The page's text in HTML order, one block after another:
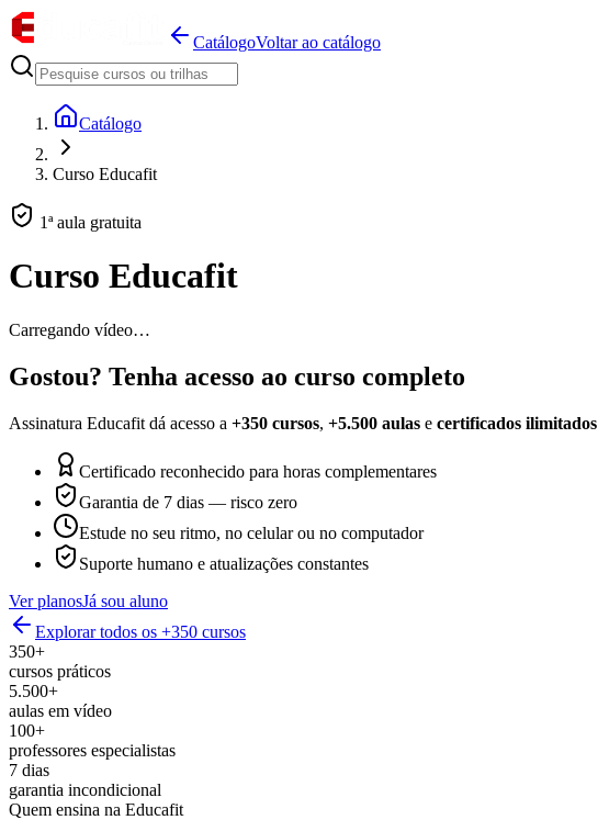
CatálogoVoltar ao catálogo
Catálogo
Curso Educafit
1ª aula gratuita
Curso Educafit
Carregando vídeo…
Gostou? Tenha acesso ao curso completo
Assinatura Educafit dá acesso a +350 cursos, +5.500 aulas e certificados ilimitados
Certificado reconhecido para horas complementares
Garantia de 7 dias — risco zero
Estude no seu ritmo, no celular ou no computador
Suporte humano e atualizações constantes
Ver planosJá sou aluno
Explorar todos os +350 cursos
350+
cursos práticos
5.500+
aulas em vídeo
100+
professores especialistas
7 dias
garantia incondicional
Quem ensina na Educafit